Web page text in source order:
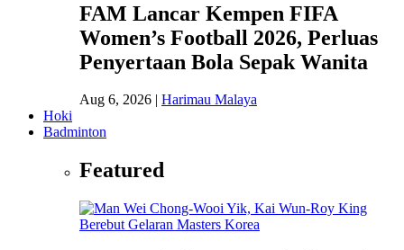
FAM Lancar Kempen FIFA
Women’s Football 2026, Perluas
Penyertaan Bola Sepak Wanita
Aug 6, 2026 | Harimau Malaya
Hoki
Badminton
Featured